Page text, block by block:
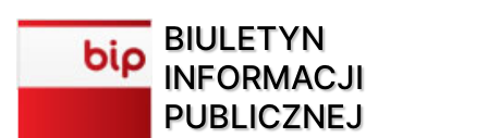
BIULETYN
INFORMACJI
PUBLICZNEJ